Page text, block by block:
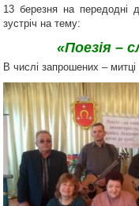
13 березня на передодні
зустріч на тему:
«Поезія –
В числі запрошених –